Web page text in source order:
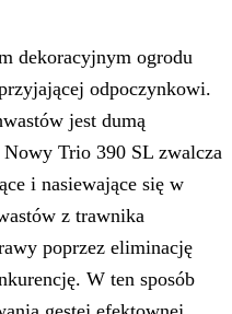
dekoracyjnym ogrodu
odpoczynkowi.
jest dumą
Trio 390 SL zwalcza
i nasiewające się w
z trawnika
poprzez eliminację
W ten sposób